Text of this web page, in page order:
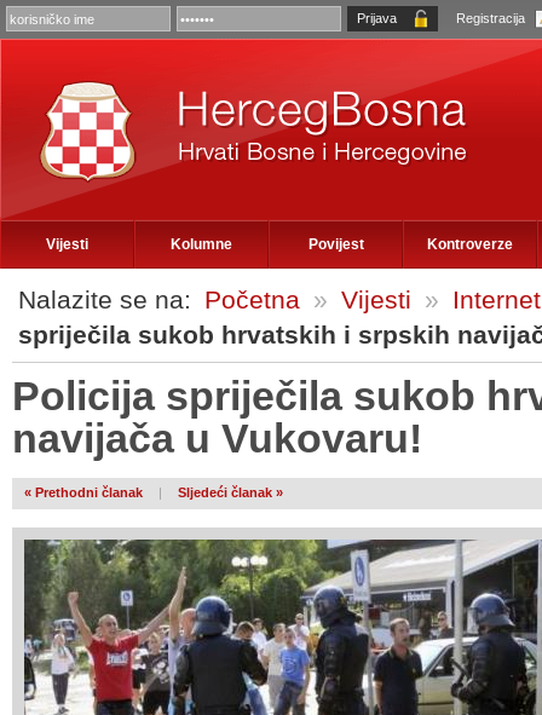
Registracija
Vijesti Kolumne Povijest Kontroverze
Nalazite se na: Početna » Vijesti »
spriječila sukob hrvatskih i srpskih
Policija spriječila sukob
navijača u Vukovaru!
« Prethodni članak | Sljedeći članak »